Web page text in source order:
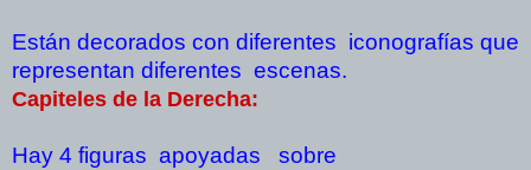
Están decorados con diferentes iconografías que
representan diferentes escenas.
Capiteles de la Derecha:
Hay 4 figuras apoyadas sobre